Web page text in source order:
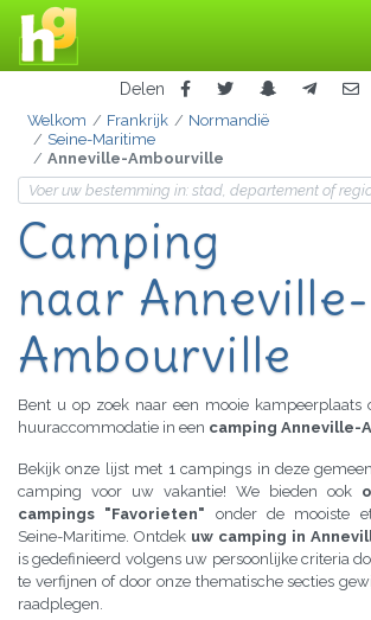
Delen
Welkom Frankrijk
Normandië
Seine-Maritime
Anneville-Ambourville
Camping
naar Anneville-
Ambourville
Bent u op zoek naar een mooie kampeerplaats
huuraccommodatie in een camping Anneville-
Bekijk onze lijst met 1 campings in deze
camping voor uw vakantie! We bieden ook
campings "Favorieten" onder de mooiste
Seine-Maritime. Ontdek uw camping in
is gedefinieerd volgens uw persoonlijke criteria
te verfijnen of door onze thematische secties
raadplegen.